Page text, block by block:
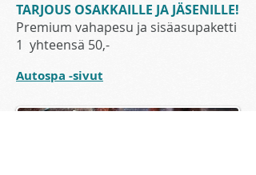
TARJOUS OSAKKAILLE JA JÄSENILLE!
Premium vahapesu ja sisäasupaketti
1 yhteensä 50,-
Autospa -sivut